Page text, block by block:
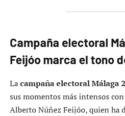
Campaña electoral
Feijóo marca el tono
Lacampaña electoral Málaga
sus momentos más intensos
Alberto Núñez Feijóo, quien ha